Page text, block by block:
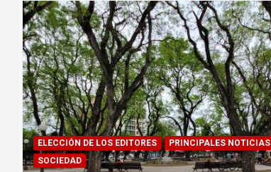
ELECCIÓN DE LOS EDITORES
PRINCIPALES NOTICIAS
SOCIEDAD